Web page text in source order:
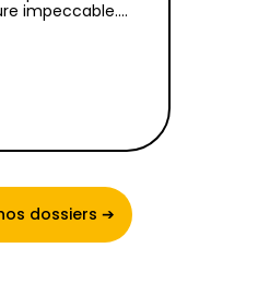
impeccable.…
dossiers ➔